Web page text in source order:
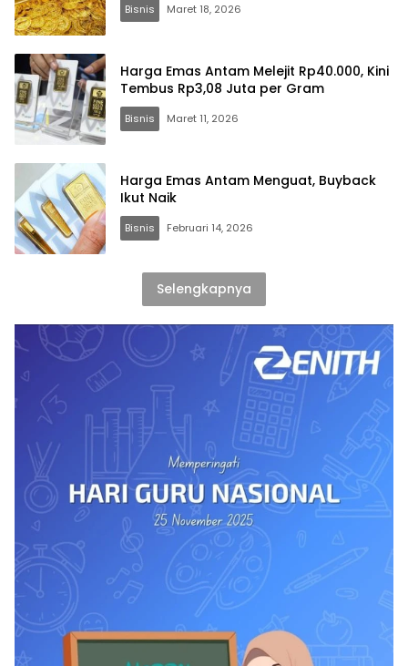
Bisnis Maret 18, 2026
Harga Emas Antam Melejit Rp40.000, Kini
Tembus Rp3,08 Juta per Gram
Bisnis Maret 11, 2026
Harga Emas Antam Menguat, Buyback
Ikut Naik
Bisnis Februari 14, 2026
Selengkapnya